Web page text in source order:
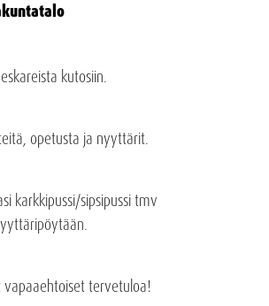
kutosiin.
opetusta ja nyyttärit.
karkkipussi/sipsipussi tmv
vapaaehtoiset tervetuloa!